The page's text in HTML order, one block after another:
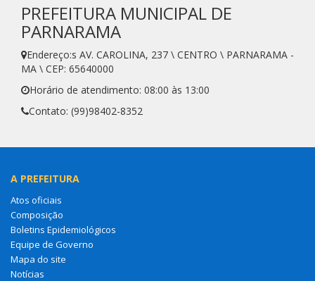
PREFEITURA MUNICIPAL DE
PARNARAMA
Endereço:s AV. CAROLINA, 237 \ CENTRO \ PARNARAMA -
MA \ CEP: 65640000
Horário de atendimento: 08:00 às 13:00
Contato: (99)98402-8352
A PREFEITURA
Atos oficiais
Composição
Boletins Epidemiológicos
Equipe de Governo
Mapa do site
Notícias